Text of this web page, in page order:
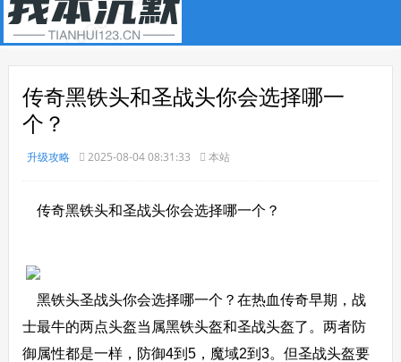
传奇黑铁头和圣战头你会选择哪一
个？
升级攻略 2025-08-04 08:31:33 本站
传奇黑铁头和圣战头你会选择哪一个？
黑铁头圣战头你会选择哪一个？在热血传奇早期，战
士最牛的两点头盔当属黑铁头盔和圣战头盔了。两者防
御属性都是一样，防御4到5，魔域2到3。但圣战头盔要